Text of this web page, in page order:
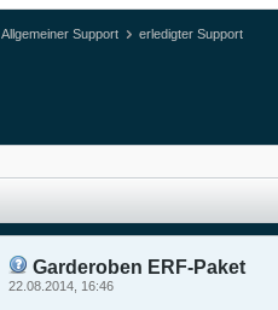
Allgemeiner Support erledigter Support
Garderoben ERF-Paket
22.08.2014, 16:46